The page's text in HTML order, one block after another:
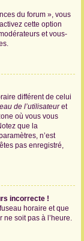
du forum », vous
cette option
et vous-
différent de celui
de l’utilisateuret
où vous vous
que la
n’est
pas enregistré,
incorrecte !
horaire et que
ne soit pas à l’heure.